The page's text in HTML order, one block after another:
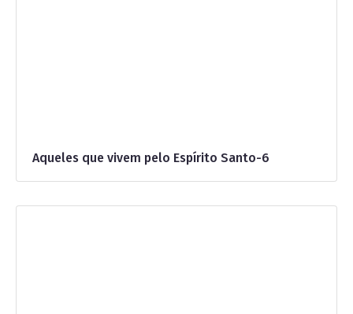
Aqueles que vivem pelo Espírito Santo-6